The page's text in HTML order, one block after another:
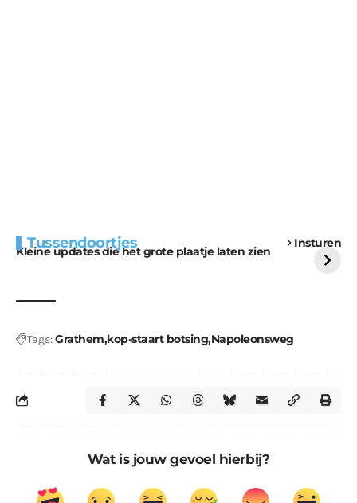
Tussendoortjes Insturen
Kleine updates die het grote plaatje laten zien
voor kabouters
uitdaging
Tags:Grathem kop-staart botsingNapoleonsweg
Wat is jouw gevoel hierbij?